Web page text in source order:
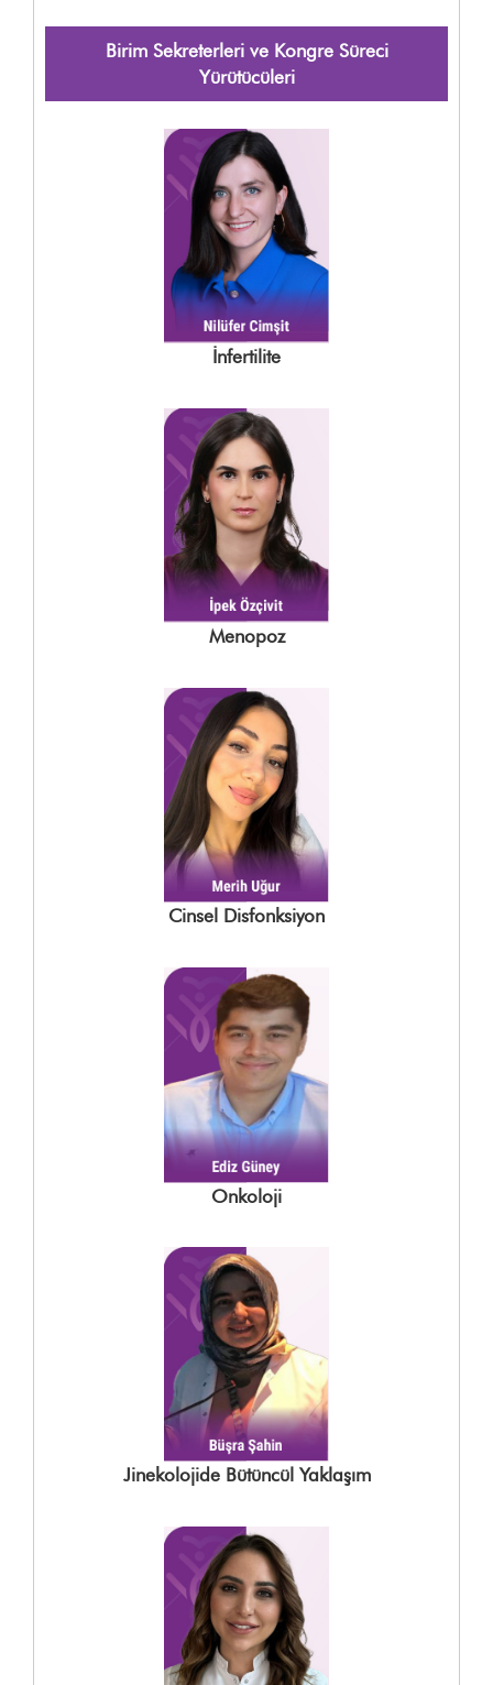
Birim Sekreterleri ve Kongre Süreci
Yürütücüleri
İnfertilite
Menopoz
Cinsel Disfonksiyon
Onkoloji
Jinekolojide Bütüncül Yaklaşım